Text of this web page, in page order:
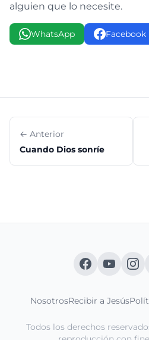
alguien que lo necesite.
WhatsApp Facebook
← Anterior
Cuando Dios sonríe
NosotrosRecibir a Jesús
Todos los derechos